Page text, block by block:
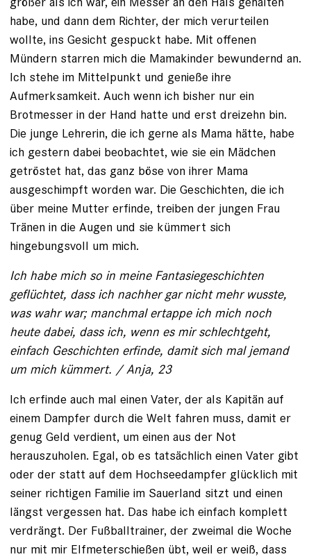
habe, und dann dem Richter, der mich verurteilen
wollte, ins Gesicht gespuckt habe. Mit offenen
Mündern starren mich die Mamakinder bewundernd an.
Ich stehe im Mittelpunkt und genieße ihre
Aufmerksamkeit. Auch wenn ich bisher nur ein
Brotmesser in der Hand hatte und erst dreizehn bin.
Die junge Lehrerin, die ich gerne als Mama hätte, habe
ich ges­tern dabei beobachtet, wie sie ein Mädchen
getröstet hat, das ganz böse von ihrer Mama
ausgeschimpft worden war. Die Geschichten, die ich
über meine Mutter erfinde, treiben der jungen Frau
Tränen in die Augen und sie kümmert sich
hingebungsvoll um mich.
Ich habe mich so in meine Fantasiegeschichten
geflüchtet, dass ich nachher gar nicht mehr wusste,
was wahr war; manchmal ertappe ich mich noch
heute dabei, dass ich, wenn es mir schlechtgeht,
einfach Geschichten erfinde, damit sich mal jemand
um mich kümmert. / Anja, 23
Ich erfinde auch mal einen Vater, der als Kapitän auf
einem Dampfer durch die Welt fahren muss, damit er
genug Geld verdient, um einen aus der Not
herauszuholen. Egal, ob es tatsächlich einen Vater gibt
oder der statt auf dem Hochseedampfer glücklich mit
seiner richtigen Familie im Sauerland sitzt und einen
längst vergessen hat. Das habe ich einfach komplett
verdrängt. Der Fußballtrainer, der zweimal die Woche
nur mit mir Elfmeterschießen übt, weil er weiß, dass